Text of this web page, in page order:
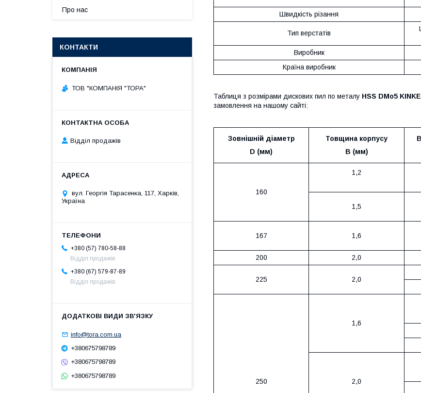
Швидкість різання
Тип верстатів
Виробник
Країна виробник
Таблиця з розмірами дискових пил по металу HSS DMo5
замовлення на нашому сайті:
Зовнішній діаметр
D (мм)
Товщина корпусу
B (мм)
160
1,2
1,5
167 1,6
200
2,0
225 2,0
250
1,6
2,0
Про нас
КОНТАКТИ
ТОВ "КОМПАНІЯ "ТОРА"
Відділ продажів
вул. Георгія Тарасенка, 117, Харків,
Україна
+380 (57) 780-58-88
Відділ продажів
+380 (67) 579-87-89
Відділ продажів
info@tora.com.ua
+380675798789
+380675798789
+380675798789